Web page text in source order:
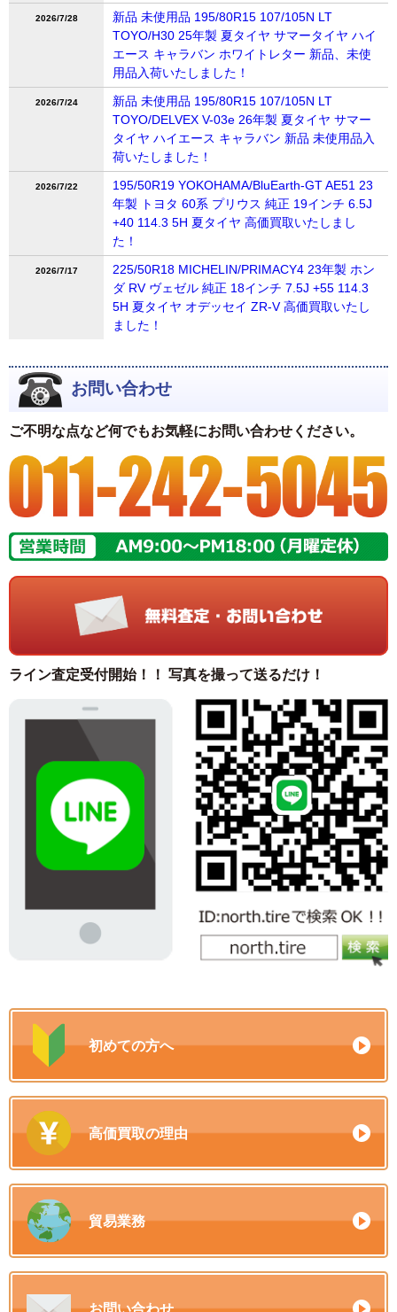
2026/7/28
新品 未使用品 195/80R15 107/105N LT
TOYO/H30 25年製 夏タイヤ サマータイヤ ハイ
エース キャラバン ホワイトレター 新品、未使
用品入荷いたしました！
2026/7/24
新品 未使用品 195/80R15 107/105N LT
TOYO/DELVEX V-03e 26年製 夏タイヤ サマー
タイヤ ハイエース キャラバン 新品 未使用品入
荷いたしました！
2026/7/22
195/50R19 YOKOHAMA/BluEarth-GT AE51 23
年製 トヨタ 60系 プリウス 純正 19インチ 6.5J
+40 114.3 5H 夏タイヤ 高価買取いたしまし
た！
2026/7/17
225/50R18 MICHELIN/PRIMACY4 23年製 ホン
ダ RV ヴェゼル 純正 18インチ 7.5J +55 114.3
5H 夏タイヤ オデッセイ ZR-V 高価買取いたし
ました！
お問い合わせ
ご不明な点など何でもお気軽にお問い合わせください。
ライン査定受付開始！！ 写真を撮って送るだけ！
初めての方へ
高価買取の理由
貿易業務
お問い合わせ